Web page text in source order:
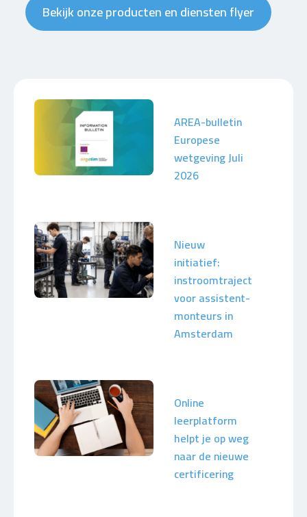
Bekijk onze producten en diensten flyer
AREA-bulletin
Europese
wetgeving Juli
2026
Nieuw
initiatief:
instroomtraject
voor assistent-
monteurs in
Amsterdam
Online
leerplatform
helpt je op weg
naar de nieuwe
certificering